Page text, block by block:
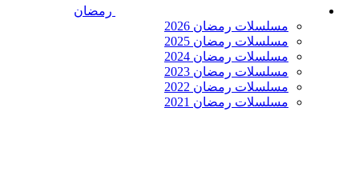
رمضان
مسلسلات رمضان 2026
مسلسلات رمضان 2025
مسلسلات رمضان 2024
مسلسلات رمضان 2023
مسلسلات رمضان 2022
مسلسلات رمضان 2021